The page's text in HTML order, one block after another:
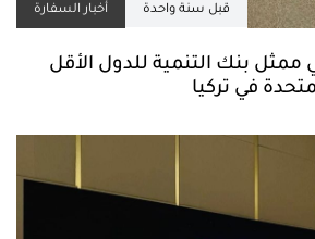
قبل سنة واحدة أخبار السفارة
ممثل بنك التنمية للدول الأقل
في تركيا